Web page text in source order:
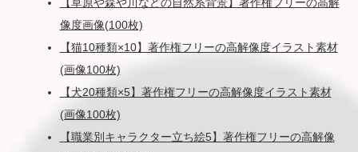
像度画像(100枚)
【猫10種類×10】著作権フリーの高解像度イラスト素材
(画像100枚)
【犬20種類×5】著作権フリーの高解像度イラスト素材
(画像100枚)
【職業別キャラクター立ち絵5】著作権フリーの高解像